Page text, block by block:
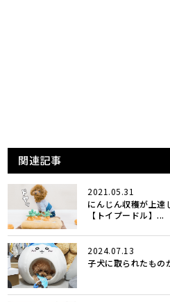
関連記事
2021.05.31
にんじん収穫が上達
【トイプードル】...
2024.07.13
子犬に取られたもの